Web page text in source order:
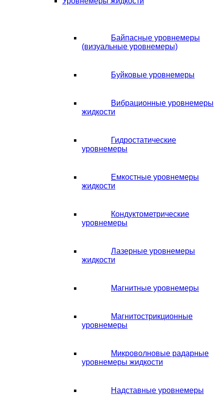
Байпасные уровнемеры
(визуальные уровнемеры)
Буйковые уровнемеры
Вибрационные уровнемеры
жидкости
Гидростатические
уровнемеры
Емкостные уровнемеры
жидкости
Кондуктометрические
уровнемеры
Лазерные уровнемеры
жидкости
Магнитные уровнемеры
Магнитострикционные
уровнемеры
Микроволновые радарные
уровнемеры жидкости
Надставные уровнемеры